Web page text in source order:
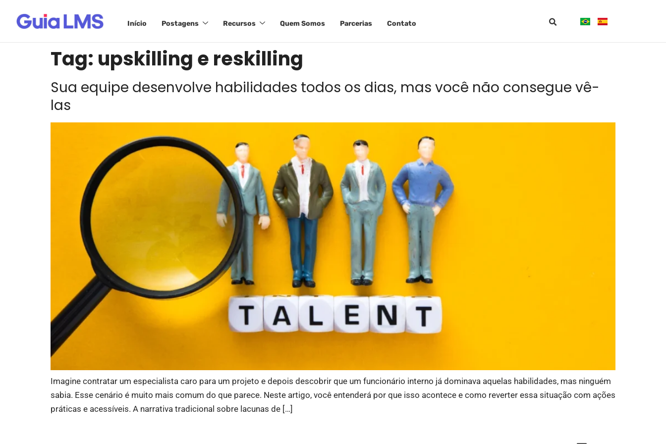
Início Postagens Recursos Quem Somos Parcerias Contato
Tag: upskilling e reskilling
Sua equipe desenvolve habilidades todos os dias, mas você não consegue vê-
las
Imagine contratar um especialista caro para um projeto e depois descobrir que um funcionário interno já dominava aquelas habilidades, mas ninguém
sabia. Esse cenário é muito mais comum do que parece. Neste artigo, você entenderá por que isso acontece e como reverter essa situação com ações
práticas e acessíveis. A narrativa tradicional sobre lacunas de […]